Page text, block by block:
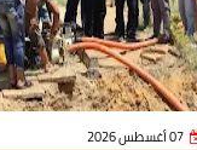
07 أغسطس 2026